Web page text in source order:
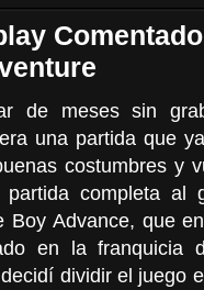
de meses sin
una partida que
costumbres y
completa al
Boy Advance, que
en la franquicia
dividir el juego